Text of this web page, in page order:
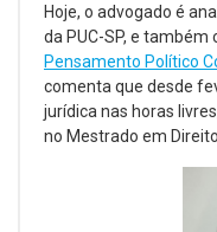
Hoje, o advogado é
da PUC-SP, e
Pensamento Político
comenta que desde
jurídica nas horas
no Mestrado em Direito.